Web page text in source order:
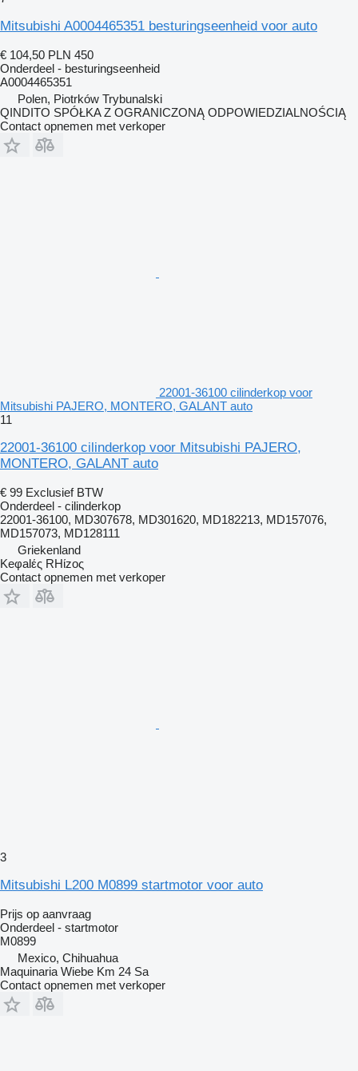
Mitsubishi A0004465351 besturingseenheid voor auto
€ 104,50 PLN 450
Onderdeel - besturingseenheid
A0004465351
Polen, Piotrków Trybunalski
QINDITO SPÓŁKA Z OGRANICZONĄ ODPOWIEDZIALNOŚCIĄ
Contact opnemen met verkoper
22001-36100 cilinderkop voor
Mitsubishi PAJERO, MONTERO, GALANT auto
11
22001-36100 cilinderkop voor Mitsubishi PAJERO,
MONTERO, GALANT auto
€ 99 Exclusief BTW
Onderdeel - cilinderkop
22001-36100, MD307678, MD301620, MD182213, MD157076,
MD157073, MD128111
Griekenland
Keφalές RHίzoς
Contact opnemen met verkoper
3
Mitsubishi L200 M0899 startmotor voor auto
Prijs op aanvraag
Onderdeel - startmotor
M0899
Mexico, Chihuahua
Maquinaria Wiebe Km 24 Sa
Contact opnemen met verkoper